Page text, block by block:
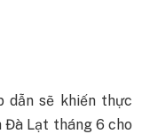
dẫn sẽ khiến thực
Đà Lạt tháng 6 cho